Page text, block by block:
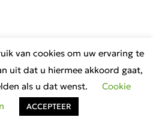
van cookies om uw ervaring te
uit dat u hiermee akkoord gaat,
als u dat wenst.
Cookie
ACCEPTEER